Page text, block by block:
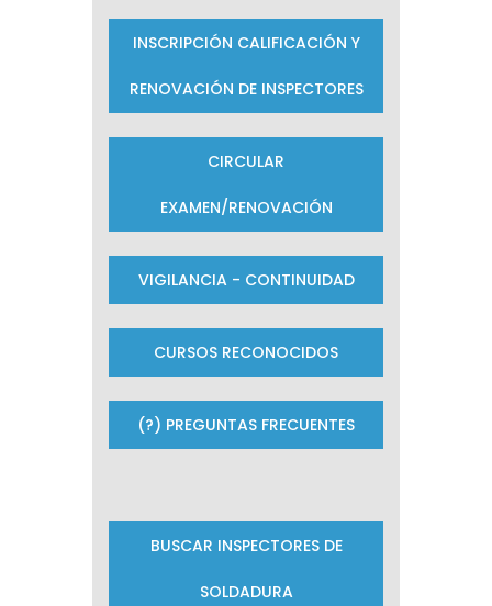
INSCRIPCIÓN CALIFICACIÓN Y
RENOVACIÓN DE INSPECTORES
CIRCULAR
EXAMEN/RENOVACIÓN
VIGILANCIA - CONTINUIDAD
CURSOS RECONOCIDOS
(?) PREGUNTAS FRECUENTES
BUSCAR INSPECTORES DE
SOLDADURA